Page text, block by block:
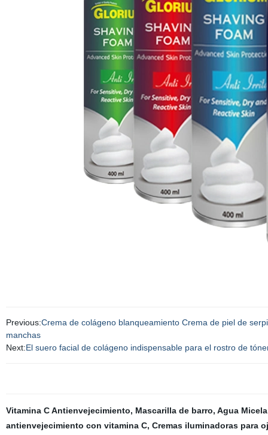
Previous:Crema de colágeno blanqueamiento Crema de piel de
manchas
Next:El suero facial de colágeno indispensable para el rostro de
Vitamina C Antienvejecimiento, Mascarilla de barro, Agua
antienvejecimiento con vitamina C, Cremas iluminadoras para